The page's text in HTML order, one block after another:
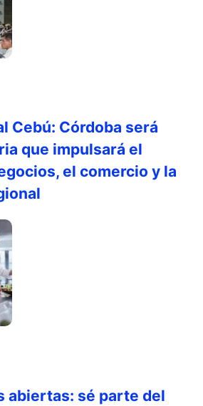
Cebú: Córdoba será
que impulsará el
el comercio y la
abiertas: sé parte del